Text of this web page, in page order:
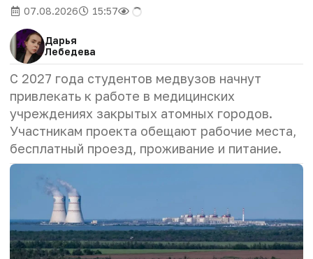
07.08.2026 15:57
Дарья
Лебедева
С 2027 года студентов медвузов начнут
привлекать к работе в медицинских
учреждениях закрытых атомных городов.
Участникам проекта обещают рабочие места,
бесплатный проезд, проживание и питание.